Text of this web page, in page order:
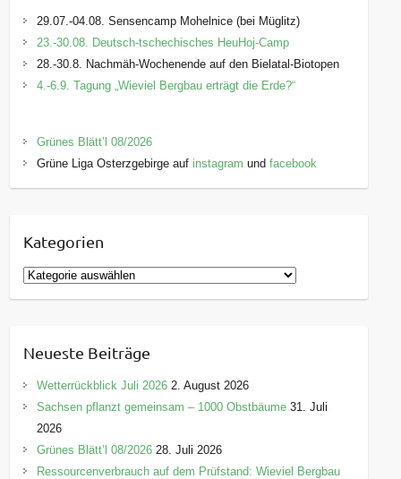
29.07.-04.08. Sensencamp Mohelnice (bei Müglitz)
23.-30.08. Deutsch-tschechisches HeuHoj-Camp
28.-30.8. Nachmäh-Wochenende auf den Bielatal-Biotopen
4.-6.9. Tagung „Wieviel Bergbau erträgt die Erde?“
Grünes Blätt’l 08/2026
Grüne Liga Osterzgebirge auf instagram undfacebook
Kategorien
K
a
g
o
r
e
n
Neueste Beiträge
Wetterrückblick Juli 2026 2. August 2026
Sachsen pflanzt gemeinsam – 1000 Obstbäume 31. Juli
2026
Grünes Blätt’l 08/2026 28. Juli 2026
Ressourcenverbrauch auf dem Prüfstand: Wieviel Bergbau